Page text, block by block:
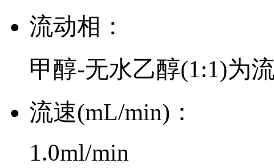
流动相：
甲醇-无水乙醇(1:1)为
流速(mL/min)：
1.0ml/min